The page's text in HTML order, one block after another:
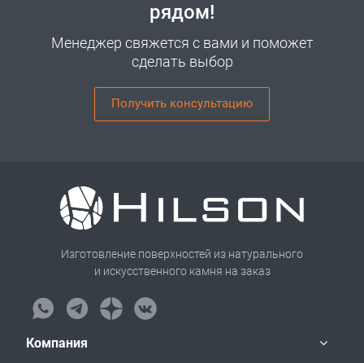
рядом!
Менеджер свяжется с вами и поможет
сделать выбор
Получить консультацию
Изготовление поверхностей из натурального
и искусственного камня на заказ
Компания